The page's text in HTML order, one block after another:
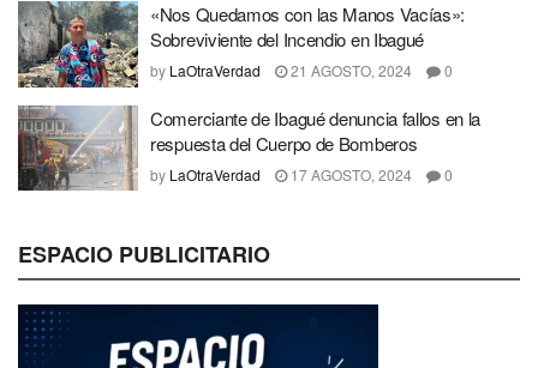
«Nos Quedamos con las Manos Vacías»:
Sobreviviente del Incendio en Ibagué
by LaOtraVerdad 21 AGOSTO, 2024 0
Comerciante de Ibagué denuncia fallos en la
respuesta del Cuerpo de Bomberos
by LaOtraVerdad 17 AGOSTO, 2024 0
ESPACIO PUBLICITARIO